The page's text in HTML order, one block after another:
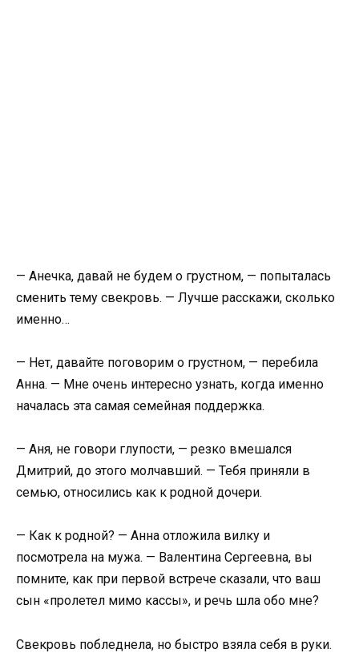
— Анечка, давай не будем о грустном, — попыталась
сменить тему свекровь. — Лучше расскажи, сколько
именно…
— Нет, давайте поговорим о грустном, — перебила
Анна. — Мне очень интересно узнать, когда именно
началась эта самая семейная поддержка.
— Аня, не говори глупости, — резко вмешался
Дмитрий, до этого молчавший. — Тебя приняли в
семью, относились как к родной дочери.
— Как к родной? — Анна отложила вилку и
посмотрела на мужа. — Валентина Сергеевна, вы
помните, как при первой встрече сказали, что ваш
сын «пролетел мимо кассы», и речь шла обо мне?
Свекровь побледнела, но быстро взяла себя в руки.